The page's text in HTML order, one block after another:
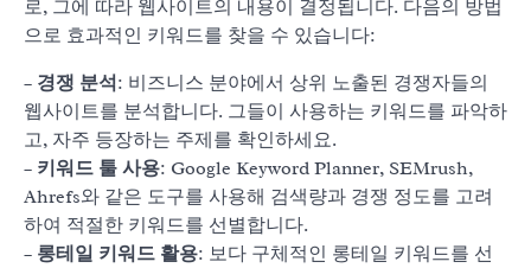
로, 그에 따라 웹사이트의 내용이 결정됩니다. 다음의 방법
으로 효과적인 키워드를 찾을 수 있습니다:
– 경쟁 분석 : 비즈니스 분야에서 상위 노출된 경쟁자들의
웹사이트를 분석합니다. 그들이 사용하는 키워드를 파악하
고, 자주 등장하는 주제를 확인하세요.
– 키워드 툴 사용: Google Keyword Planner, SEMrush,
Ahrefs와 같은 도구를 사용해 검색량과 경쟁 정도를 고려
하여 적절한 키워드를 선별합니다.
– 롱테일 키워드 활용: 보다 구체적인 롱테일 키워드를 선